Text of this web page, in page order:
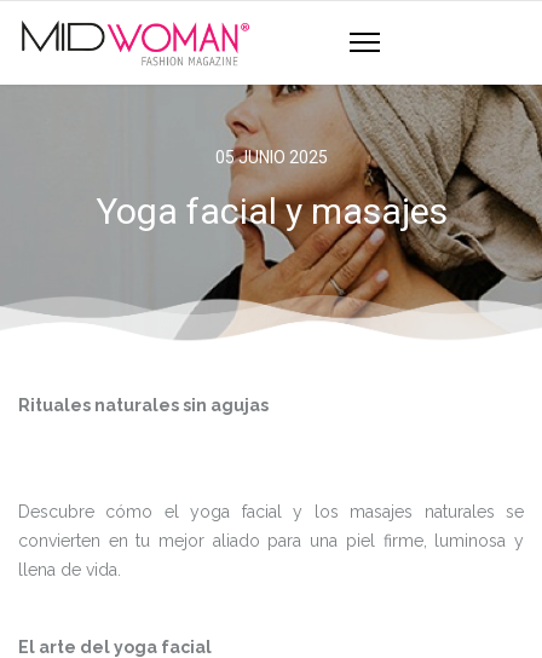
05 JUNIO 2025
Yoga facial y masajes
Rituales naturales sin agujas
Descubre cómo el yoga facial y los masajes naturales se
convierten en tu mejor aliado para una piel firme, luminosa y
llena de vida.
El arte del yoga facial